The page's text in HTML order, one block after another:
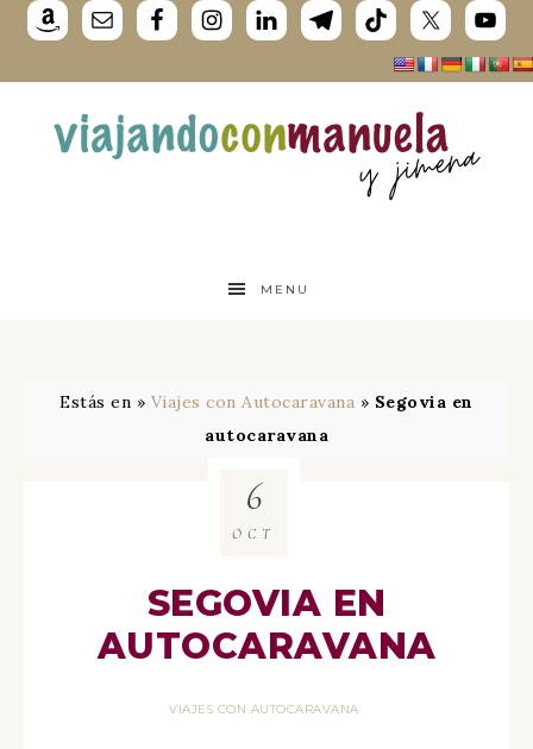
MENU
Estás en » Viajes con Autocaravana » Segovia en
autocaravana
SEGOVIA EN
AUTOCARAVANA
VIAJES CON AUTOCARAVANA
6
OCT